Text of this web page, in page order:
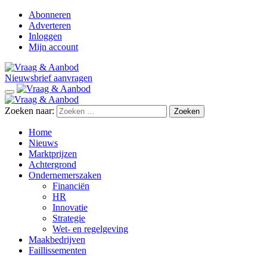
Abonneren
Adverteren
Inloggen
Mijn account
Nieuwsbrief aanvragen
Zoeken naar:
Home
Nieuws
Marktprijzen
Achtergrond
Ondernemerszaken
Financiën
HR
Innovatie
Strategie
Wet- en regelgeving
Maakbedrijven
Faillissementen